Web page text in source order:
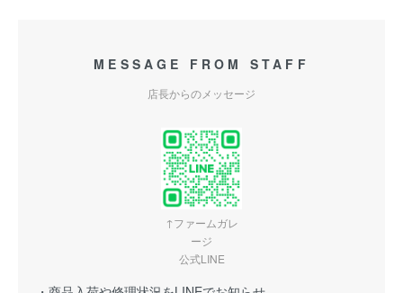
MESSAGE FROM STAFF
店長からのメッセージ
↑ファームガレ
ージ
公式LINE